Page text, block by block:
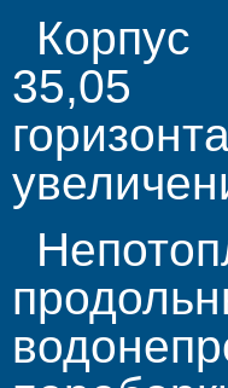
35,05